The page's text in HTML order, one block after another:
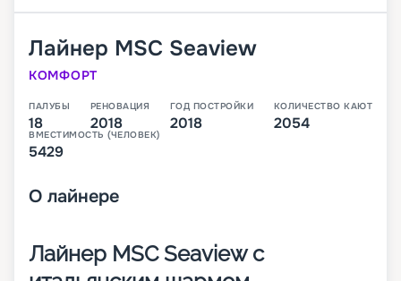
Лайнер MSC Seaview
КОМФОРТ
ПАЛУБЫ
18
РЕНОВАЦИЯ
2018
ГОД ПОСТРОЙКИ
2018
КОЛИЧЕСТВО КАЮТ
2054
ВМЕСТИМОСТЬ (ЧЕЛОВЕК)
5429
О лайнере
Лайнер MSC Seaview с